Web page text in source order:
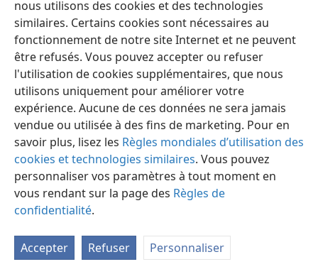
nous utilisons des cookies et des technologies
similaires. Certains cookies sont nécessaires au
fonctionnement de notre site Internet et ne peuvent
être refusés. Vous pouvez accepter ou refuser
l'utilisation de cookies supplémentaires, que nous
utilisons uniquement pour améliorer votre
expérience. Aucune de ces données ne sera jamais
vendue ou utilisée à des fins de marketing. Pour en
savoir plus, lisez les Règles mondiales d’utilisation des
cookies et technologies similaires. Vous pouvez
personnaliser vos paramètres à tout moment en
vous rendant sur la page des Règles de
confidentialité.
Accepter Refuser Personnaliser
Préférences
Copyright© 2026 Watch Tower Bible and Tract Society of Pennsylvania
Conditions d’utilisation
Règles de confidentialité
Paramètres de confidentialité
JW.ORG Se connecter